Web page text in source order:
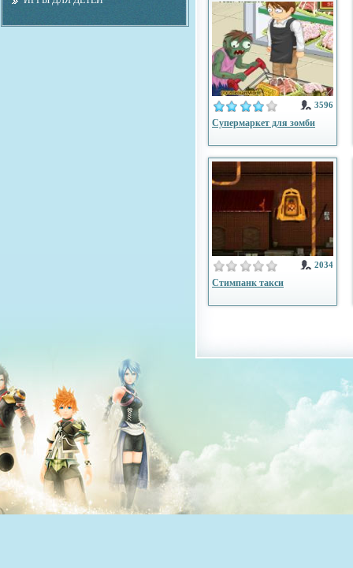
3596
Супермаркет для зомби
2034
Стимпанк такси